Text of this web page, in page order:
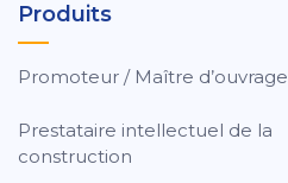
Produits
Promoteur / Maître d’ouvrage
Prestataire intellectuel de la
construction